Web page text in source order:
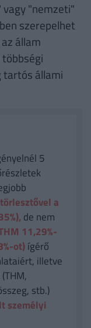
vagy "nemzeti"
szerepelhet
állam
tartós állami
5
a
de nem
11,29%-
ot)ígérő
illetve
stb.)
személyi